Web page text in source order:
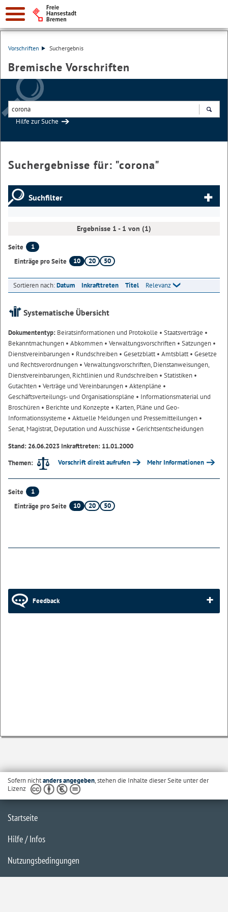
Vorschriften Suchergebnis
Bremische Vorschriften
Hilfe zur Suche
Suchergebnisse für: "corona"
Suchfilter
Ergebnisse 1 - 1 von (1)
Seite
1
Einträge pro Seite
10 20 50
Sortieren nach:Datum Inkrafttreten Titel Relevanz
Systematische Übersicht
Dokumententyp: Beiratsinformationen und Protokolle • Staatsverträge •
Bekanntmachungen • Abkommen • Verwaltungsvorschriften • Satzungen •
Dienstvereinbarungen • Rundschreiben • Gesetzblatt• Amtsblatt• Gesetze
und Rechtsverordnungen • Verwaltungsvorschriften, Dienstanweisungen,
Dienstvereinbarungen, Richtlinien und Rundschreiben • Statistiken •
Gutachten • Verträge und Vereinbarungen • Aktenpläne •
Geschäftsverteilungs- und Organisationspläne • Informationsmaterial und
Broschüren • Berichte und Konzepte • Karten, Pläne und Geo-
Informationssysteme • Aktuelle Meldungen und Pressemitteilungen •
Senat, Magistrat, Deputation und Ausschüsse • Gerichtsentscheidungen
Stand: 26.06.2023 Inkrafttreten: 11.01.2000
Themen:
Vorschrift direkt aufrufen Mehr Informationen
Seite
1
Einträge pro Seite
10 20 50
Feedback
Sofern nichtanders angegeben, stehen die Inhalte dieser Seite unter der
Lizenz
Startseite
Hilfe / Infos
Nutzungsbedingungen